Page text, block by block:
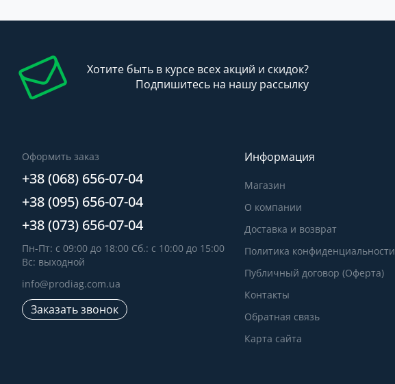
Хотите быть в курсе всех акций и скидок?
Подпишитесь на нашу рассылку
Оформить заказ
+38 (068) 656-07-04
+38 (095) 656-07-04
+38 (073) 656-07-04
Пн-Пт: с 09:00 до 18:00 Сб.: с 10:00 до 15:00
Вс: выходной
info@prodiag.com.ua
Заказать звонок
Информация
Магазин
О компании
Доставка и возврат
Политика конфиденциальности
Публичный договор (Оферта)
Контакты
Обратная связь
Карта сайта